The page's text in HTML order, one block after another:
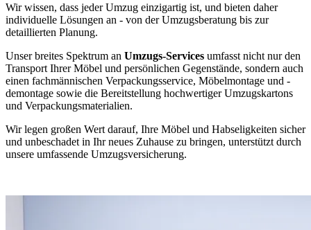
Wir wissen, dass jeder Umzug einzigartig ist, und bieten daher
individuelle Lösungen an - von der Umzugsberatung bis zur
detaillierten Planung.
Unser breites Spektrum an Umzugs-Services umfasst nicht nur den
Transport Ihrer Möbel und persönlichen Gegenstände, sondern auch
einen fachmännischen Verpackungsservice, Möbelmontage und -
demontage sowie die Bereitstellung hochwertiger Umzugskartons
und Verpackungsmaterialien.
Wir legen großen Wert darauf, Ihre Möbel und Habseligkeiten sicher
und unbeschadet in Ihr neues Zuhause zu bringen, unterstützt durch
unsere umfassende Umzugsversicherung.